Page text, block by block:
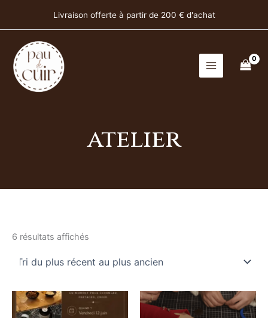
Livraison offerte à partir de 200 € d'achat
atelier
6 résultats affichés
du
plus
récent
Ce
produit